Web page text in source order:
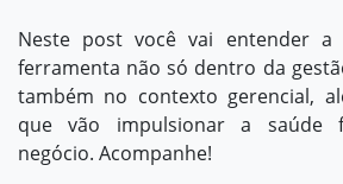
Neste post você vai entender a
ferramenta não só dentro da
também no contexto gerencial,
que vão impulsionar a saúde
negócio. Acompanhe!